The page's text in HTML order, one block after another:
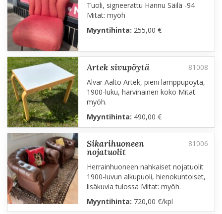
Tuoli, signeerattu Hannu Säilä -94
Mitat: myöh
Myyntihinta: 255,00 €
artek sivupöytä
Alvar Aalto Artek, pieni lamppupöytä,
1900-luku, harvinainen koko Mitat:
myöh.
Myyntihinta: 490,00 €
sikarihuoneen
nojatuolit
Herrainhuoneen nahkaiset nojatuolit
1900-luvun alkupuoli, hienokuntoiset,
lisäkuvia tulossa Mitat: myöh.
Myyntihinta: 720,00 €/kpl